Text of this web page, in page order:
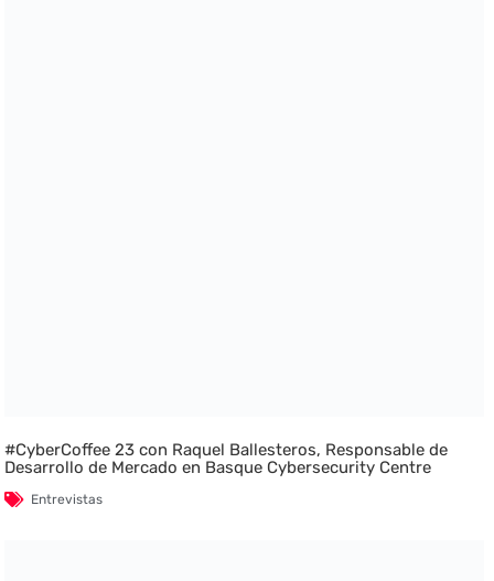
#CyberCoffee 23 con Raquel Ballesteros, Responsable de
Desarrollo de Mercado en Basque Cybersecurity Centre
Entrevistas